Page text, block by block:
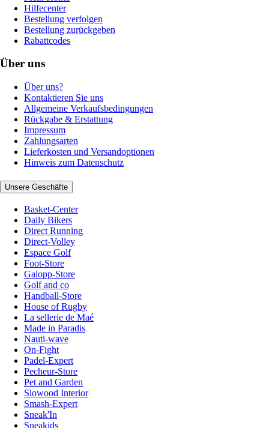
Hilfecenter
Bestellung verfolgen
Bestellung zurückgeben
Rabattcodes
Über uns
Über uns?
Kontaktieren Sie uns
Allgemeine Verkaufsbedingungen
Rückgabe & Erstattung
Impressum
Zahlungsarten
Lieferkosten und Versandoptionen
Hinweis zum Datenschutz
Unsere Geschäfte
Basket-Center
Daily Bikers
Direct Running
Direct-Volley
Espace Golf
Foot-Store
Galopp-Store
Golf and co
Handball-Store
House of Rugby
La sellerie de Maé
Made in Paradis
Nauti-wave
On-Fight
Padel-Expert
Pecheur-Store
Pet and Garden
Slowood Interior
Smash-Expert
Sneak'In
Sneakids